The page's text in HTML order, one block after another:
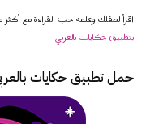
اقرأ لطفلك وعلمه حب القراءة مع أكثر من 500 قصة عربية مصورة وقصص اطفال جديدة
بتطبيق حكايات بالعربي
حمل تطبيقحكايات